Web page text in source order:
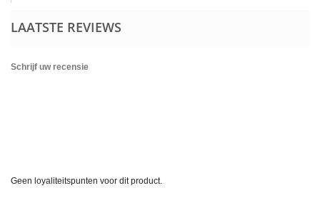
LAATSTE REVIEWS
Schrijf uw recensie
Geen loyaliteitspunten voor dit product.